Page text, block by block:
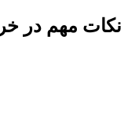
نکات مهم در